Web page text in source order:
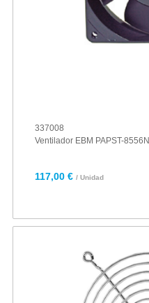
337008
Ventilador EBM PAPST-8556N
117,00 € / Unidad